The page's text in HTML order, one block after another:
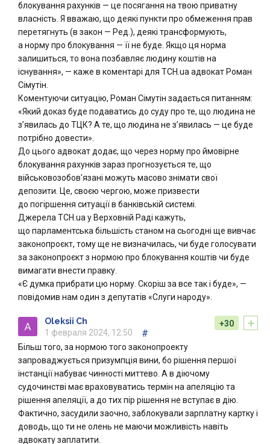
блокування рахунків — це посягання на твою приватну
власність. Я вважаю, що деякі пункти про обмеження прав
перетягнуть (в закон — Ред.), деякі трансформують,
а норму про блокування — її не буде. Якщо ця норма
залишиться, то вона позбавляє людину коштів на
існування», — каже в коментарі для ТСН.ua адвокат Роман
Сімутін.
Коментуючи ситуацію, Роман Сімутін задається питанням:
«Який доказ буде подаватись до суду про те, що людина не
з’явилась до ТЦК? А те, що людина не з’явилась — це буде
потрібно довести».
До цього адвокат додає, що через норму про ймовірне
блокування рахунків зараз прогнозується те, що
військовозобов'язані можуть масово знімати свої
депозити. Це, своєю чергою, може призвести
до погіршення ситуації в банківській системі.
Джерела ТСН.ua у Верховній Раді кажуть,
що парламентська більшість станом на сьогодні ще вивчає
законопроєкт, тому ще не визначилась, чи буде голосувати
за законопроєкт з нормою про блокування коштів чи буде
вимагати внести правку.
«Є думка прибрати цю норму. Скоріш за все так і буде», —
повідомив нам один з депутатів «Слуги народу».
+
+30
Oleksii Ch
1 февраля 2024, 12:50
#
Більш того, за нормою того законопроекту
запроваджується призумпція вини, бо рішення першої
інстанції набуває чинності миттево. А в діючому
судочинстві має враховуватись термін на апеляцію та
рішення апеляції, а до тих пір рішення не вступає в дію.
Фактично, засудили заочно, заблокували зарплатну картку і
доводь, що ти не олень не маючи можливість навіть
адвокату заплатити.